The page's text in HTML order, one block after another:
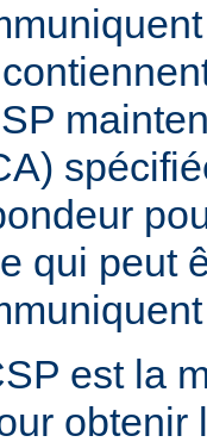
qui peut
est la
obtenir